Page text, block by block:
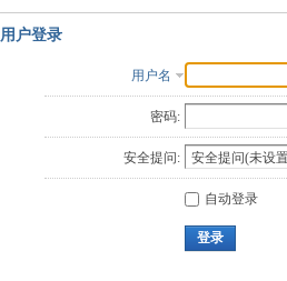
用户登录
用户名
密码:
安全提问:
自动登录
登录